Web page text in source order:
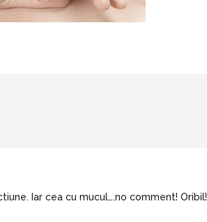
Iar cea cu mucul….no comment! Oribil!